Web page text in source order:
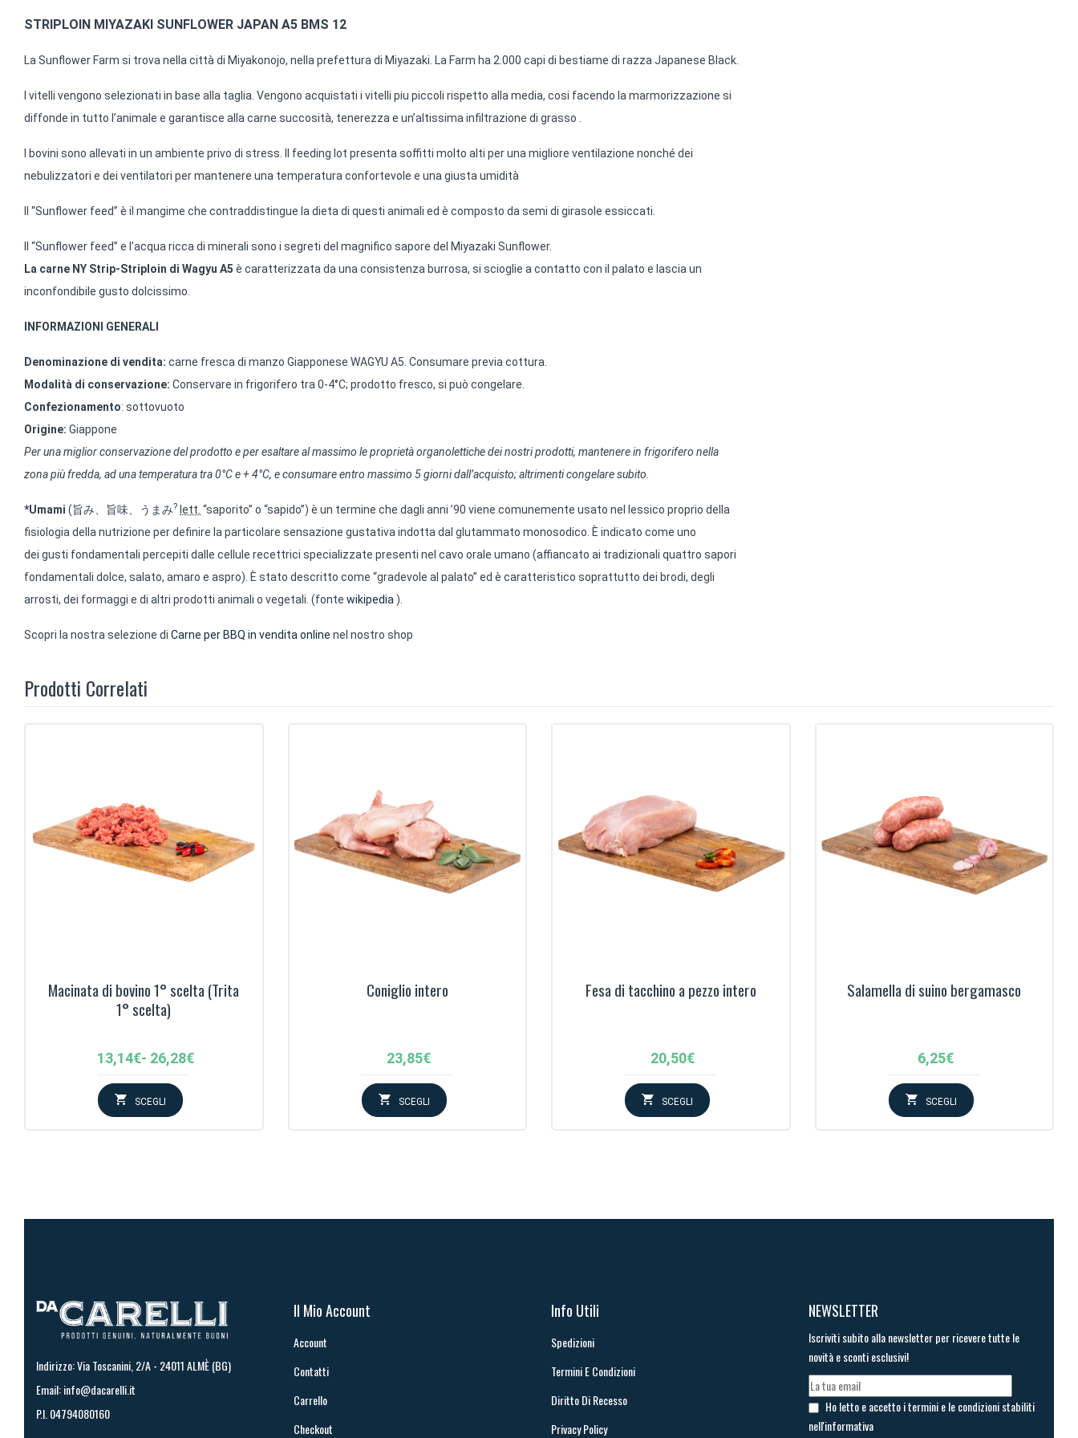
STRIPLOIN MIYAZAKI SUNFLOWER JAPAN A5 BMS 12
La Sunflower Farm si trova nella città di Miyakonojo, nella prefettura di Miyazaki. La Farm ha 2.000 capi di bestiame di razza Japanese Black.
I vitelli vengono selezionati in base alla taglia. Vengono acquistati i vitelli piu piccoli rispetto alla media, cosi facendo la marmorizzazione si
diffonde in tutto l’animale e garantisce alla carne succosità, tenerezza e un’altissima infiltrazione di grasso .
I bovini sono allevati in un ambiente privo di stress. Il feeding lot presenta soffitti molto alti per una migliore ventilazione nonché dei
nebulizzatori e dei ventilatori per mantenere una temperatura confortevole e una giusta umidità
Il “Sunflower feed” è il mangime che contraddistingue la dieta di questi animali ed è composto da semi di girasole essiccati.
Il “Sunflower feed” e l’acqua ricca di minerali sono i segreti del magnifico sapore del Miyazaki Sunflower.
La carne NY Strip-Striploin di Wagyu A5 è caratterizzata da una consistenza burrosa, si scioglie a contatto con il palato e lascia un
inconfondibile gusto dolcissimo.
INFORMAZIONI GENERALI
Denominazione di vendita: carne fresca di manzo Giapponese WAGYU A5. Consumare previa cottura.
Modalità di conservazione: Conservare in frigorifero tra 0-4°C; prodotto fresco, si può congelare.
Confezionamento: sottovuoto
Origine: Giappone
Per una miglior conservazione del prodotto e per esaltare al massimo le proprietà organolettiche dei nostri prodotti, mantenere in frigorifero nella
zona più fredda, ad una temperatura tra 0°C e + 4°C, e consumare entro massimo 5 giorni dall’acquisto; altrimenti congelare subito.
*Umami (旨み、旨味、うまみ? lett. “saporito” o “sapido”) è un termine che dagli anni ’90 viene comunemente usato nel lessico proprio della
fisiologia della nutrizione per definire la particolare sensazione gustativa indotta dal glutammato monosodico. È indicato come uno
dei gusti fondamentali percepiti dalle cellule recettrici specializzate presenti nel cavo orale umano (affiancato ai tradizionali quattro sapori
fondamentali dolce, salato, amaro e aspro). È stato descritto come “gradevole al palato” ed è caratteristico soprattutto dei brodi, degli
arrosti, dei formaggi e di altri prodotti animali o vegetali. (fonte wikipedia ).
Scopri la nostra selezione di Carne per BBQ in vendita online nel nostro shop
Prodotti Correlati
Macinata di bovino 1° scelta (Trita
1° scelta)
13,14€- 26,28€
Fascia
prezzo:
da
SCEGLI
Coniglio intero
23,85€
SCEGLI
Fesa di tacchino a pezzo intero
20,50€
SCEGLI
Salamella di suino bergamasco
6,25€
SCEGLI
Indirizzo: Via Toscanini, 2/A - 24011 ALMÈ (BG)
Email:info@dacarelli.it
P.I. 04794080160
Il Mio Account
Account
Contatti
Carrello
Checkout
Info Utili
Spedizioni
Termini E Condizioni
Diritto Di Recesso
Privacy Policy
NEWSLETTER
Iscriviti subito alla newsletter per ricevere tutte le
novità e sconti esclusivi!
Ho letto e accetto i termini e le condizioni stabiliti
nell'informativa